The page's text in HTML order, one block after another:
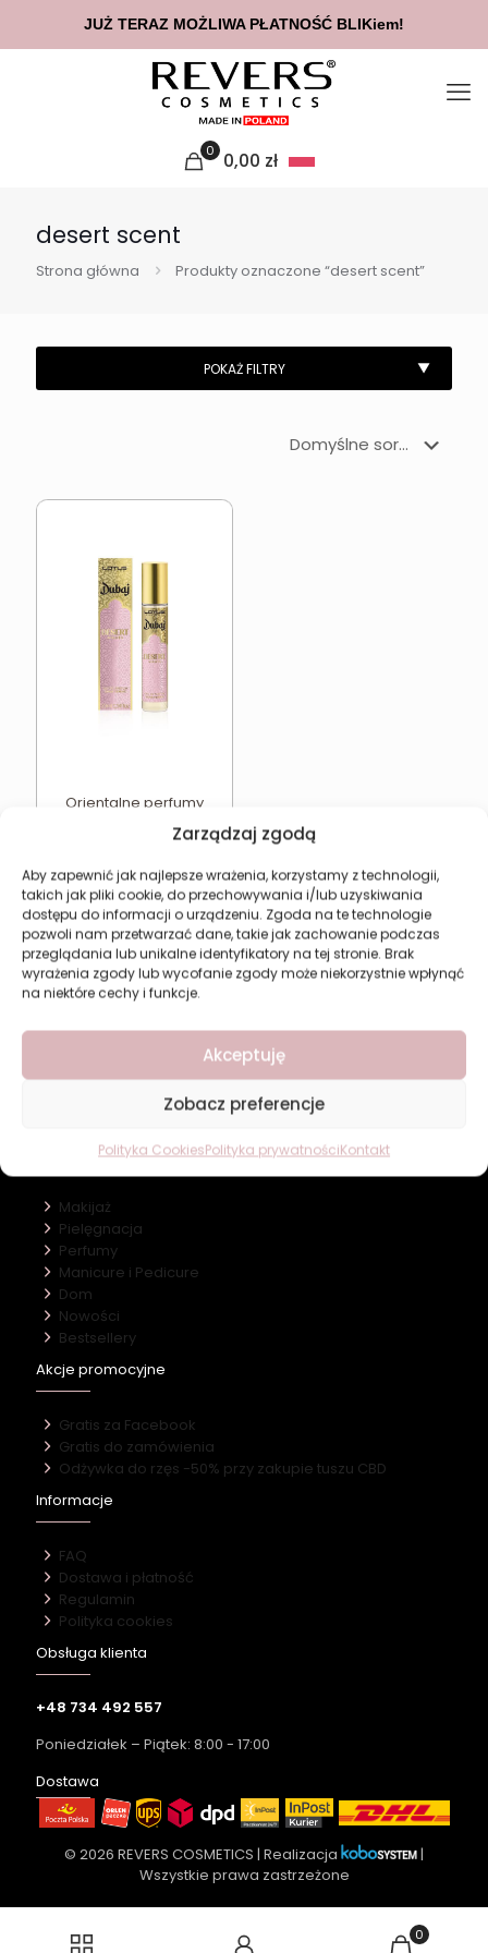
Zarządzaj zgodą
Aby zapewnić jak najlepsze wrażenia, korzystamy z technologii,
takich jak pliki cookie, do przechowywania i/lub uzyskiwania
dostępu do informacji o urządzeniu. Zgoda na te technologie
pozwoli nam przetwarzać dane, takie jak zachowanie podczas
przeglądania lub unikalne identyfikatory na tej stronie. Brak
wyrażenia zgody lub wycofanie zgody może niekorzystnie wpłynąć
na niektóre cechy i funkcje.
Akceptuję
Zobacz preferencje
Polityka CookiesPolityka prywatnościKontakt
0 0,00 zł
desert scent
Strona główna Produkty oznaczone “desert scent”
Orientalne perfumy
damskie Dubaj LOTUS
Desert Nights 33 ml
15,77zł
Dodaj do koszyka
O firmie
Kategorie
Makijaż
Pielęgnacja
Perfumy
Manicure i Pedicure
Dom
Nowości
Bestsellery
Akcje promocyjne
Gratis za Facebook
Gratis do zamówienia
Odżywka do rzęs -50% przy zakupie tuszu CBD
Informacje
FAQ
Dostawa i płatność
Regulamin
Polityka cookies
Obsługa klienta
+48 734 492 557
Poniedziałek – Piątek: 8:00 - 17:00
Dostawa
© 2026 REVERS COSMETICS | Realizacja
|
Wszystkie prawa zastrzeżone
0
JUŻ TERAZ MOŻLIWA PŁATNOŚĆ BLIKiem!